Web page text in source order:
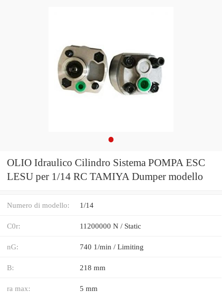
OLIO Idraulico Cilindro Sistema POMPA ESC
LESU per 1/14 RC TAMIYA Dumper modello
Numero di modello: 1/14
C0r: 11200000 N / Static
nG: 740 1/min / Limiting
B: 218 mm
ra max: 5 mm